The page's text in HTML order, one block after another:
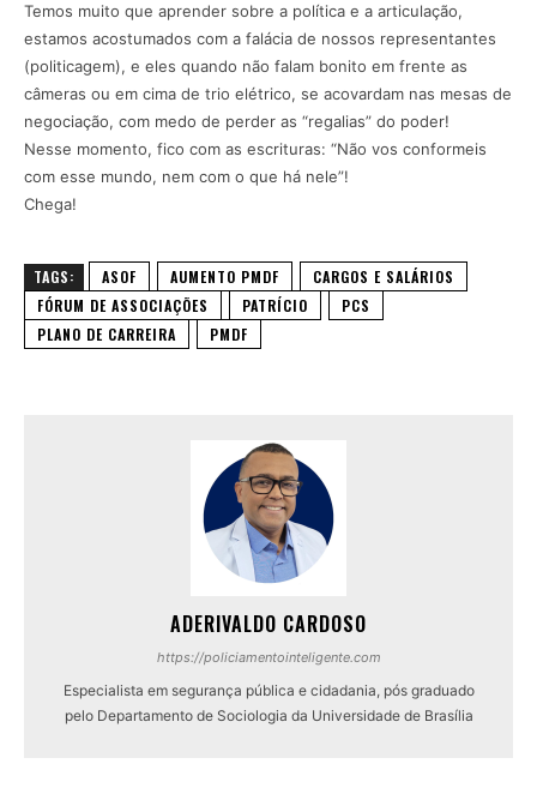
Temos muito que aprender sobre a política e a articulação,
estamos acostumados com a falácia de nossos representantes
(politicagem), e eles quando não falam bonito em frente as
câmeras ou em cima de trio elétrico, se acovardam nas mesas de
negociação, com medo de perder as “regalias” do poder!
Nesse momento, fico com as escrituras: “Não vos conformeis
com esse mundo, nem com o que há nele”!
Chega!
TAGS: ASOF AUMENTO PMDF
CARGOS E SALÁRIOS
FÓRUM DE ASSOCIAÇÕES
PATRÍCIO
PCS
PLANO DE CARREIRA
PMDF
ADERIVALDO CARDOSO
https://policiamentointeligente.com
Especialista em segurança pública e cidadania, pós graduado
pelo Departamento de Sociologia da Universidade de Brasília